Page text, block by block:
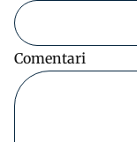
Comentari